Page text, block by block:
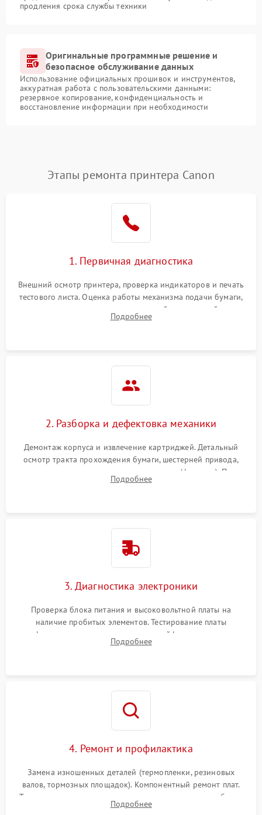
продления срока службы техники
Оригинальные программные решение и
безопасное обслуживание данных
Использование официальных прошивок и инструментов,
аккуратная работа с пользовательскими данными:
резервное копирование, конфиденциальность и
восстановление информации при необходимости
Этапы ремонта принтера Canon
1. Первичная диагностика
Внешний осмотр принтера, проверка индикаторов и печать
тестового листа. Оценка работы механизма подачи бумаги,
выявление посторонних шумов, замятий и первичный анализ
дефектов печати (полосы, фон, пробелы).
Подробнее
2. Разборка и дефектовка механики
Демонтаж корпуса и извлечение картриджей. Детальный
осмотр тракта прохождения бумаги, шестерней привода,
роликов захвата и узла термозакрепления (фьюзера). Поиск
физического износа и повреждений деталей.
Подробнее
3. Диагностика электроники
Проверка блока питания и высоковольтной платы на
наличие пробитых элементов. Тестирование платы
форматирования, целостности шлейфов, контактов
картриджа и оптопар (датчиков прохождения и наличия
Подробнее
4. Ремонт и профилактика
Замена изношенных деталей (термопленки, резиновых
валов, тормозных площадок). Компонентный ремонт плат.
Тщательная очистка тракта печати, контактов и линз блока
лазера (LSU) от просыпанного тонера и пыли.
Подробнее